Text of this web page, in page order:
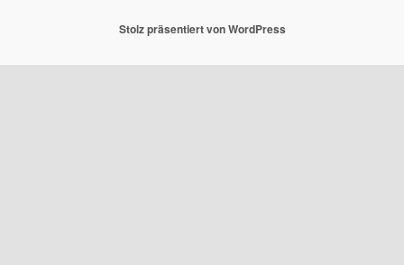
Stolz präsentiert von WordPress